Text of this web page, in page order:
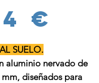
€
SUELO.
aluminio nervado de
diseñados para